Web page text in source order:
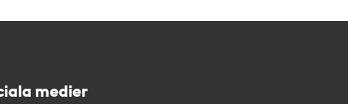
medier